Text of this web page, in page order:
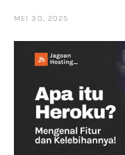
MEI 30, 2025